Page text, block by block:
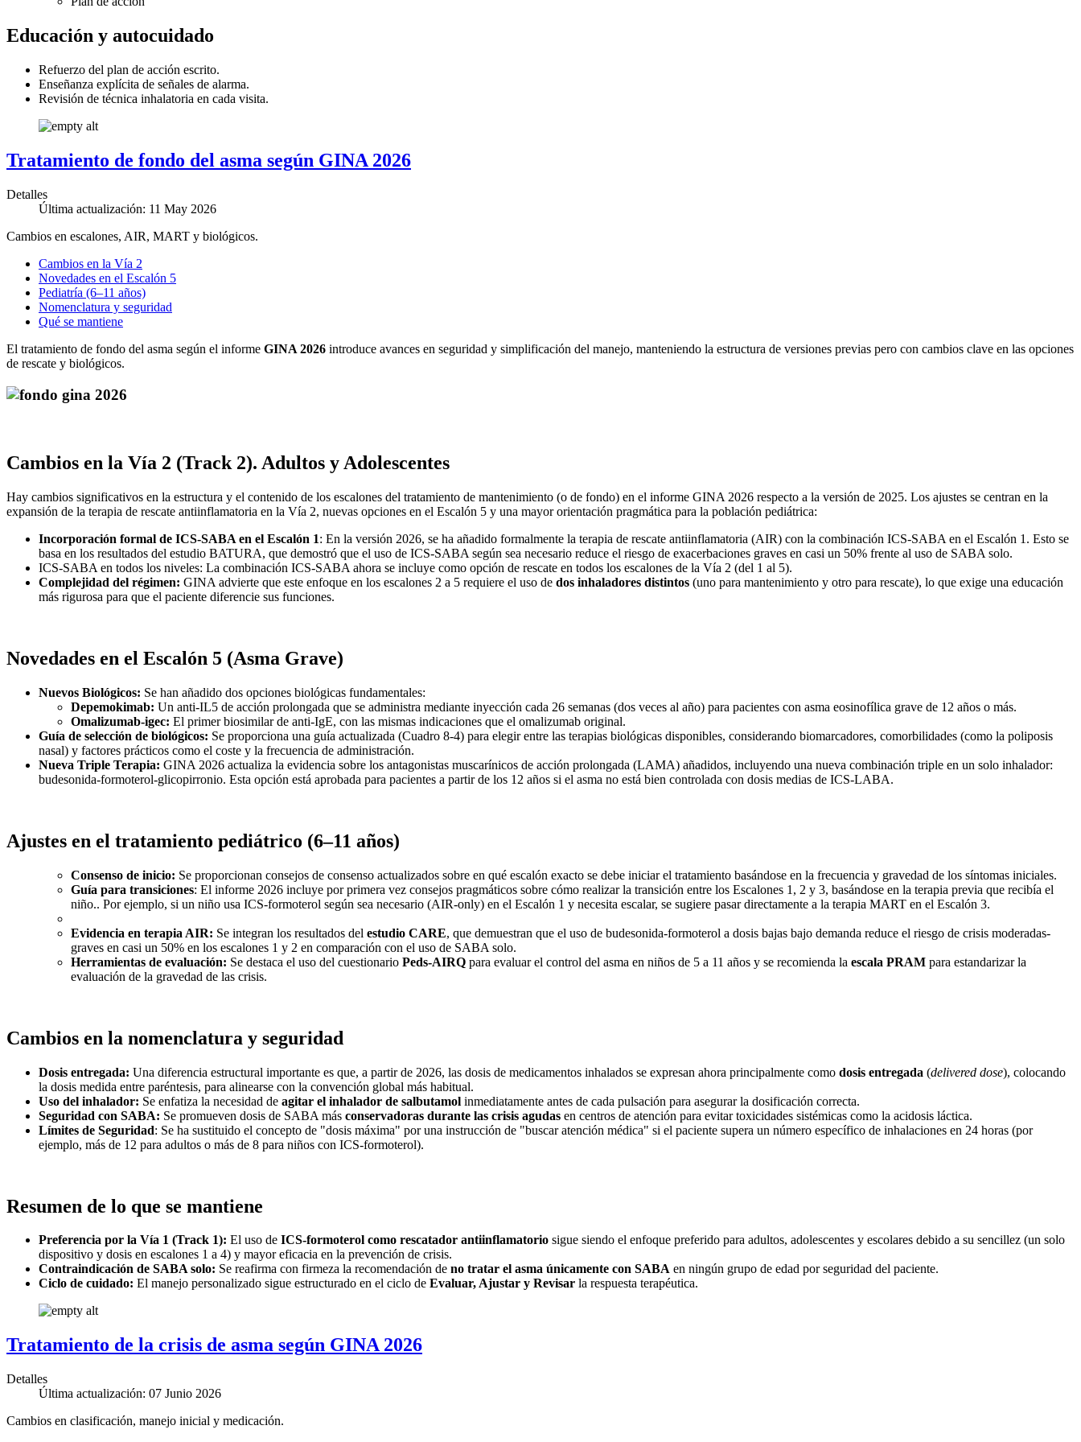
Educación y autocuidado
Refuerzo del plan de acción escrito.
Enseñanza explícita de señales de alarma.
Revisión de técnica inhalatoria en cada visita.
Tratamiento de fondo del asma según GINA 2026
Detalles
Última actualización: 11 May 2026
Cambios en escalones, AIR, MART y biológicos.
Cambios en la Vía 2
Novedades en el Escalón 5
Pediatría (6–11 años)
Nomenclatura y seguridad
Qué se mantiene
El tratamiento de fondo del asma según el informe GINA 2026 introduce avances en seguridad y simplificación del manejo, manteniendo la estructura de versiones previas pero con cambios clave en las opciones
de rescate y biológicos.
Cambios en la Vía 2 (Track 2). Adultos y Adolescentes
Hay cambios significativos en la estructura y el contenido de los escalones del tratamiento de mantenimiento (o de fondo) en el informe GINA 2026 respecto a la versión de 2025. Los ajustes se centran en la
expansión de la terapia de rescate antiinflamatoria en la Vía 2, nuevas opciones en el Escalón 5 y una mayor orientación pragmática para la población pediátrica:
Incorporación formal de ICS-SABA en el Escalón 1: En la versión 2026, se ha añadido formalmente la terapia de rescate antiinflamatoria (AIR) con la combinación ICS-SABA en el Escalón 1. Esto se
basa en los resultados del estudio BATURA, que demostró que el uso de ICS-SABA según sea necesario reduce el riesgo de exacerbaciones graves en casi un 50% frente al uso de SABA solo.
ICS-SABA en todos los niveles: La combinación ICS-SABA ahora se incluye como opción de rescate en todos los escalones de la Vía 2 (del 1 al 5).
Complejidad del régimen: GINA advierte que este enfoque en los escalones 2 a 5 requiere el uso de dos inhaladores distintos (uno para mantenimiento y otro para rescate), lo que exige una educación
más rigurosa para que el paciente diferencie sus funciones.
Novedades en el Escalón 5 (Asma Grave)
Nuevos Biológicos: Se han añadido dos opciones biológicas fundamentales:
Depemokimab: Un anti-IL5 de acción prolongada que se administra mediante inyección cada 26 semanas (dos veces al año) para pacientes con asma eosinofílica grave de 12 años o más.
Omalizumab-igec: El primer biosimilar de anti-IgE, con las mismas indicaciones que el omalizumab original.
Guía de selección de biológicos: Se proporciona una guía actualizada (Cuadro 8-4) para elegir entre las terapias biológicas disponibles, considerando biomarcadores, comorbilidades (como la poliposis
nasal) y factores prácticos como el coste y la frecuencia de administración.
Nueva Triple Terapia: GINA 2026 actualiza la evidencia sobre los antagonistas muscarínicos de acción prolongada (LAMA) añadidos, incluyendo una nueva combinación triple en un solo inhalador:
budesonida-formoterol-glicopirronio. Esta opción está aprobada para pacientes a partir de los 12 años si el asma no está bien controlada con dosis medias de ICS-LABA.
Ajustes en el tratamiento pediátrico (6–11 años)
Consenso de inicio: Se proporcionan consejos de consenso actualizados sobre en qué escalón exacto se debe iniciar el tratamiento basándose en la frecuencia y gravedad de los síntomas iniciales.
Guía para transiciones: El informe 2026 incluye por primera vez consejos pragmáticos sobre cómo realizar la transición entre los Escalones 1, 2 y 3, basándose en la terapia previa que recibía el
niño.. Por ejemplo, si un niño usa ICS-formoterol según sea necesario (AIR-only) en el Escalón 1 y necesita escalar, se sugiere pasar directamente a la terapia MART en el Escalón 3.
Evidencia en terapia AIR: Se integran los resultados del estudio CARE, que demuestran que el uso de budesonida-formoterol a dosis bajas bajo demanda reduce el riesgo de crisis moderadas-
graves en casi un 50% en los escalones 1 y 2 en comparación con el uso de SABA solo.
Herramientas de evaluación: Se destaca el uso del cuestionario Peds-AIRQ para evaluar el control del asma en niños de 5 a 11 años y se recomienda la escala PRAM para estandarizar la
evaluación de la gravedad de las crisis.
Cambios en la nomenclatura y seguridad
Dosis entregada: Una diferencia estructural importante es que, a partir de 2026, las dosis de medicamentos inhalados se expresan ahora principalmente como dosis entregada (delivered dose), colocando
la dosis medida entre paréntesis, para alinearse con la convención global más habitual.
Uso del inhalador: Se enfatiza la necesidad de agitar el inhalador de salbutamol inmediatamente antes de cada pulsación para asegurar la dosificación correcta.
Seguridad con SABA: Se promueven dosis de SABA más conservadoras durante las crisis agudas en centros de atención para evitar toxicidades sistémicas como la acidosis láctica.
Límites de Seguridad: Se ha sustituido el concepto de "dosis máxima" por una instrucción de "buscar atención médica" si el paciente supera un número específico de inhalaciones en 24 horas (por
ejemplo, más de 12 para adultos o más de 8 para niños con ICS-formoterol).
Resumen de lo que se mantiene
Preferencia por la Vía 1 (Track 1): El uso de ICS-formoterol como rescatador antiinflamatorio sigue siendo el enfoque preferido para adultos, adolescentes y escolares debido a su sencillez (un solo
dispositivo y dosis en escalones 1 a 4) y mayor eficacia en la prevención de crisis.
Contraindicación de SABA solo: Se reafirma con firmeza la recomendación de no tratar el asma únicamente con SABA en ningún grupo de edad por seguridad del paciente.
Ciclo de cuidado: El manejo personalizado sigue estructurado en el ciclo de Evaluar, Ajustar y Revisar la respuesta terapéutica.
Tratamiento de la crisis de asma según GINA 2026
Detalles
Última actualización: 07 Junio 2026
Cambios en clasificación, manejo inicial y medicación.